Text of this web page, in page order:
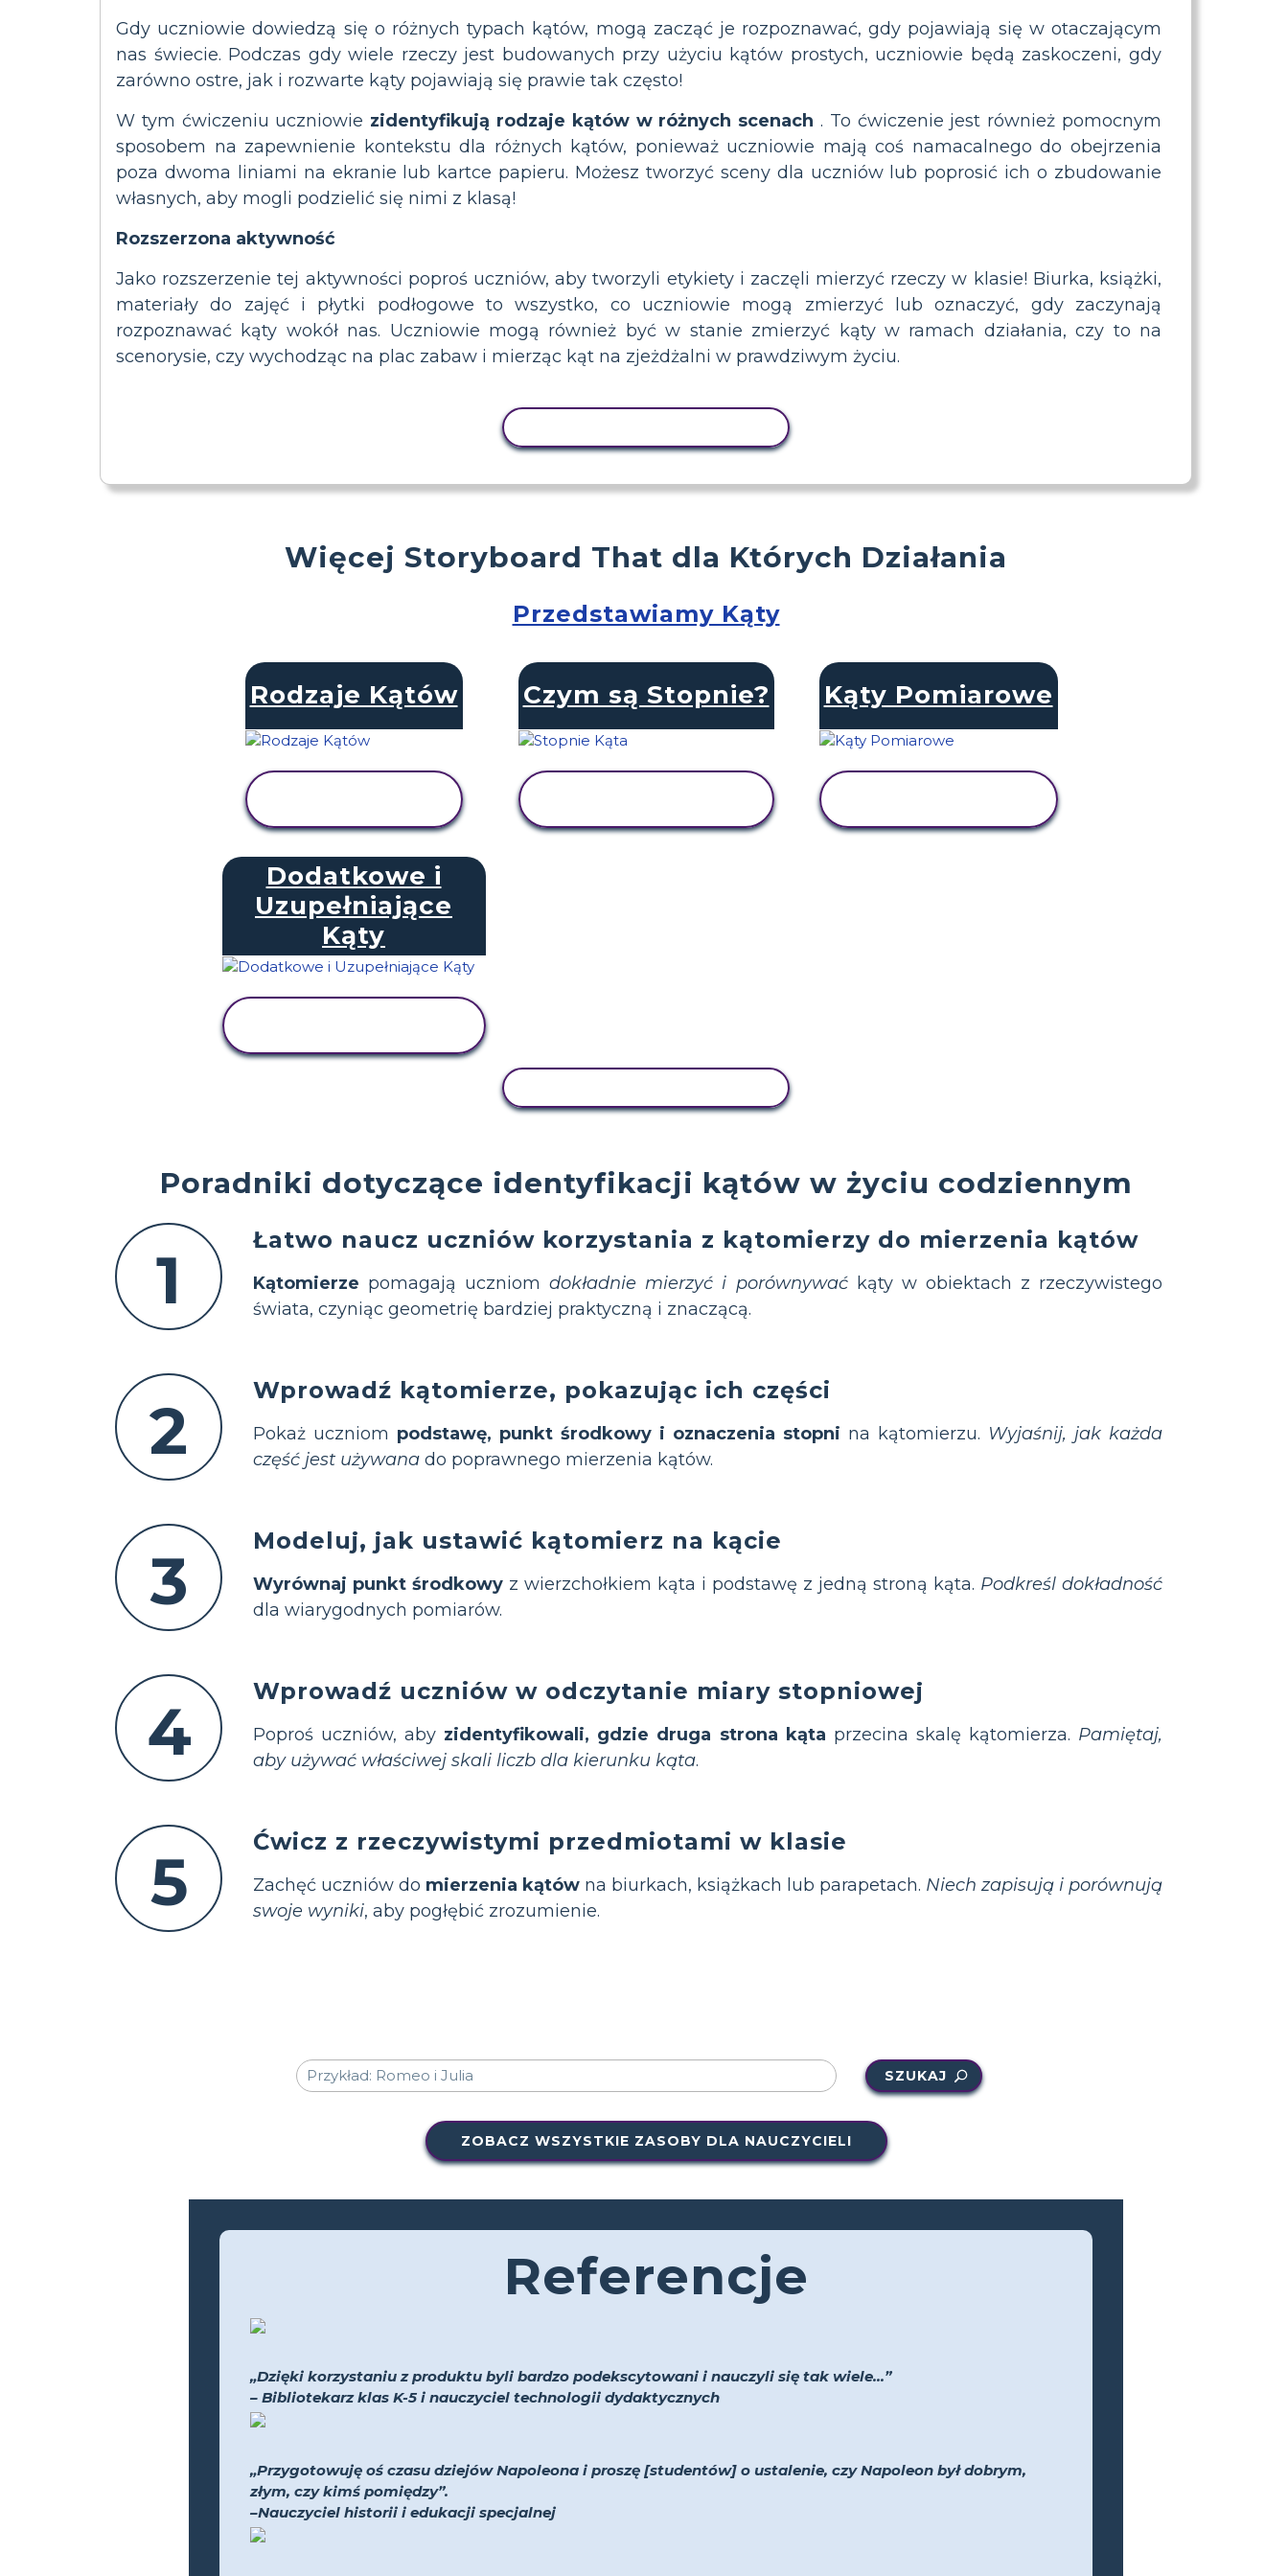
Gdy uczniowie dowiedzą się o różnych typach kątów, mogą zacząć je rozpoznawać, gdy pojawiają się w otaczającym
nas świecie. Podczas gdy wiele rzeczy jest budowanych przy użyciu kątów prostych, uczniowie będą zaskoczeni, gdy
zarówno ostre, jak i rozwarte kąty pojawiają się prawie tak często!
W tym ćwiczeniu uczniowie zidentyfikują rodzaje kątów w różnych scenach . To ćwiczenie jest również pomocnym
sposobem na zapewnienie kontekstu dla różnych kątów, ponieważ uczniowie mają coś namacalnego do obejrzenia
poza dwoma liniami na ekranie lub kartce papieru. Możesz tworzyć sceny dla uczniów lub poprosić ich o zbudowanie
własnych, aby mogli podzielić się nimi z klasą!
Rozszerzona aktywność
Jako rozszerzenie tej aktywności poproś uczniów, aby tworzyli etykiety i zaczęli mierzyć rzeczy w klasie! Biurka, książki,
materiały do zajęć i płytki podłogowe to wszystko, co uczniowie mogą zmierzyć lub oznaczyć, gdy zaczynają
rozpoznawać kąty wokół nas. Uczniowie mogą również być w stanie zmierzyć kąty w ramach działania, czy to na
scenorysie, czy wychodząc na plac zabaw i mierząc kąt na zjeżdżalni w prawdziwym życiu.
Poradniki dotyczące identyfikacji kątów w życiu codziennym
1
Łatwo naucz uczniów korzystania z kątomierzy do mierzenia kątów
Kątomierze pomagają uczniomdokładnie mierzyć i porównywaćkąty w obiektach z rzeczywistego
świata, czyniąc geometrię bardziej praktyczną i znaczącą.
2
Wprowadź kątomierze, pokazując ich części
Pokaż uczniom podstawę, punkt środkowy i oznaczenia stopni na kątomierzu. Wyjaśnij, jak każda
część jest używana do poprawnego mierzenia kątów.
3
Modeluj, jak ustawić kątomierz na kącie
Wyrównaj punkt środkowy z wierzchołkiem kąta i podstawę z jedną stroną kąta. Podkreśl dokładność
dla wiarygodnych pomiarów.
4
Wprowadź uczniów w odczytanie miary stopniowej
Poproś uczniów, aby zidentyfikowali, gdzie druga strona kąta przecina skalę kątomierza. Pamiętaj,
aby używać właściwej skali liczb dla kierunku kąta.
5
Ćwicz z rzeczywistymi przedmiotami w klasie
Zachęć uczniów do mierzenia kątów na biurkach, książkach lub parapetach. Niech zapisują i porównują
swoje wyniki, aby pogłębić zrozumienie.
Więcej Storyboard That dla Których Działania
Przedstawiamy Kąty
Rodzaje Kątów Czym są Stopnie? Kąty Pomiarowe
Dodatkowe i
Uzupełniające
Kąty
SZUKAJ
ZOBACZ WSZYSTKIE ZASOBY DLA NAUCZYCIELI
Referencje
„Dzięki korzystaniu z produktu byli bardzo podekscytowani i nauczyli się tak wiele...”
– Bibliotekarz klas K-5 i nauczyciel technologii dydaktycznych
„Przygotowuję oś czasu dziejów Napoleona i proszę [studentów] o ustalenie, czy Napoleon był dobrym,
złym, czy kimś pomiędzy”.
–Nauczyciel historii i edukacji specjalnej